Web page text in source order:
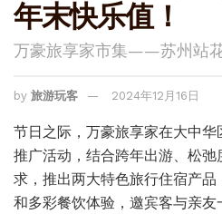
年末快乐值！
万豪旅享家市集——苏州站
by 旅游玩客 2024年12月16日
节日之际，万豪旅享家在大中华
推广活动，结合跨年出游、松
求，推出两大特色旅行住宿产
和多彩餐饮体验，邀宾客与亲